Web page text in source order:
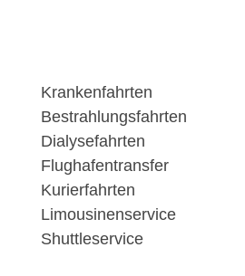
Krankenfahrten
Bestrahlungsfahrten
Dialysefahrten
Flughafentransfer
Kurierfahrten
Limousinenservice
Shuttleservice